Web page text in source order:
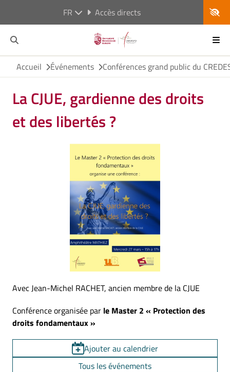
FR Accès directs
Accueil Événements Conférences grand public du
La CJUE, gardienne des droits
et des libertés ?
Avec Jean-Michel RACHET, ancien membre de la CJUE
Conférence organisée par le Master 2 « Protection des
droits fondamentaux »
Ajouter au calendrier
Tous les événements